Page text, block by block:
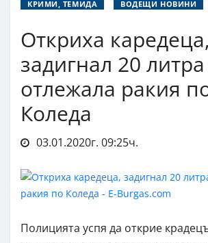
КРИМИ, ТЕМИДА ВОДЕЩИ НОВИНИ
Откриха каредеца,
задигнал 20 литра
отлежала ракия
Коледа
03.01.2020г. 09:25ч.
Полицията успя да открие